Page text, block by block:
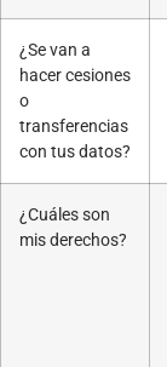
¿Se van a
hacer cesiones
o
transferencias
con tus datos?
¿Cuáles son
mis derechos?